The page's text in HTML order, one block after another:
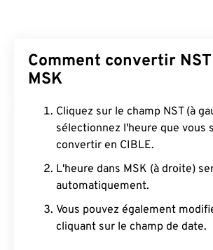
Comment convertir
MSK
Cliquez sur le champ NST (à
sélectionnez l'heure que vous
convertir en CIBLE.
L'heure dans MSK (à droite)
automatiquement.
Vous pouvez également
cliquant sur le champ de date.